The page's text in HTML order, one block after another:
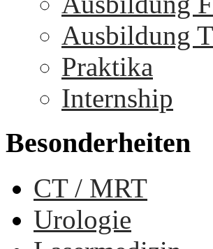
Ausbildung
Praktika
Internship
Besonderheiten
CT / MRT
Urologie